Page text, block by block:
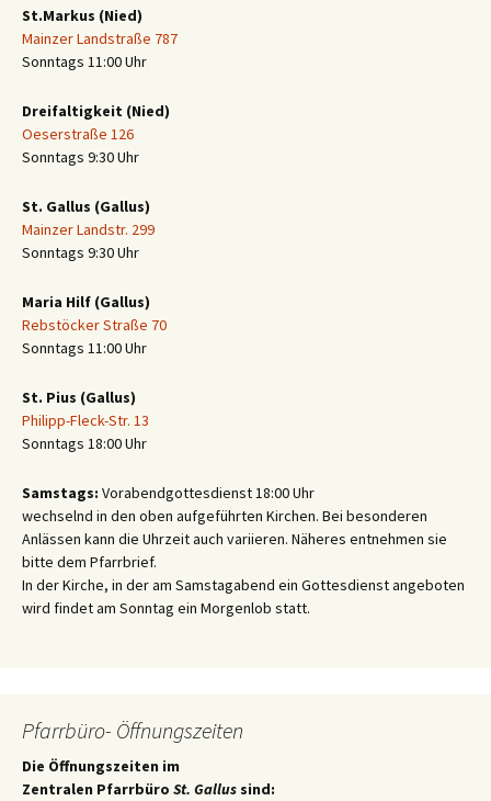
St.Markus (Nied)
Mainzer Landstraße 787
Sonntags 11:00 Uhr
Dreifaltigkeit (Nied)
Oeserstraße 126
Sonntags 9:30 Uhr
St. Gallus (Gallus)
Mainzer Landstr. 299
Sonntags 9:30 Uhr
Maria Hilf (Gallus)
Rebstöcker Straße 70
Sonntags 11:00 Uhr
St. Pius (Gallus)
Philipp-Fleck-Str. 13
Sonntags 18:00 Uhr
Samstags: Vorabendgottesdienst 18:00 Uhr
wechselnd in den oben aufgeführten Kirchen. Bei besonderen
Anlässen kann die Uhrzeit auch variieren. Näheres entnehmen sie
bitte dem Pfarrbrief.
In der Kirche, in der am Samstagabend ein Gottesdienst angeboten
wird findet am Sonntag ein Morgenlob statt.
Pfarrbüro- Öffnungszeiten
Die Öffnungszeiten im
Zentralen Pfarrbüro St. Gallus sind: